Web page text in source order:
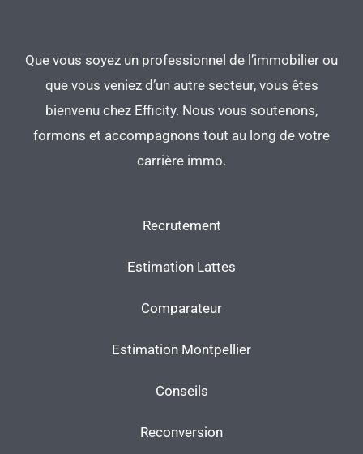
Que vous soyez un professionnel de l’immobilier ou
que vous veniez d’un autre secteur, vous êtes
bienvenu chez Efficity. Nous vous soutenons,
formons et accompagnons tout au long de votre
carrière immo.
Recrutement
Estimation Lattes
Comparateur
Estimation Montpellier
Conseils
Reconversion